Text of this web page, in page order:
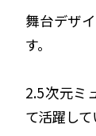
舞台デザ
す。
2.5次元ミ
て活躍し